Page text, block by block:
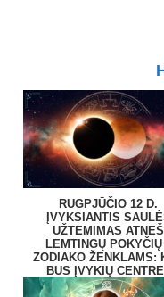
RUGPJŪČIO 12 D.
ĮVYKSIANTIS
UŽTEMIMAS ATNEŠ
LEMTINGŲ
ZODIAKO ŽENKLAMS:
BUS ĮVYKIŲ